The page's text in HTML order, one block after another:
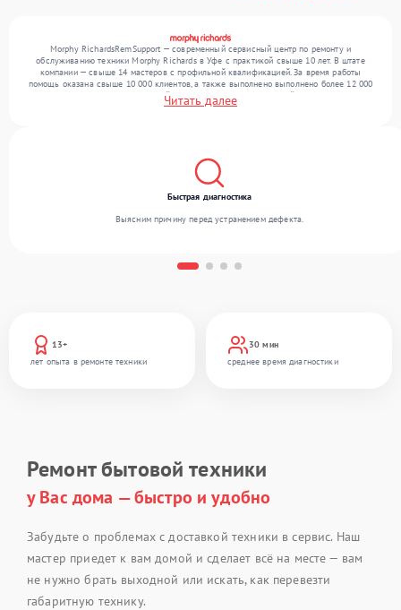
Morphy RichardsRemSupport — современный сервисный центр по ремонту и
обслуживанию техники Morphy Richards в Уфе с практикой свыше 10 лет. В штате
компании — свыше 14 мастеров с профильной квалификацией. За время работы
помощь оказана свыше 10 000 клиентов, а также выполнено выполнено более 12 000
ремонтов. Ежемесячно в сервисный центр поступает от 300 устройств, включая , , . Мы
устраняем поломки любой сложности и гарантируем высокое качество обслуживания
Читать далее
13+
лет опыта в ремонте техники
30 мин
среднее время диагностики
Быстрая диагностика
Выясним причину перед устранением дефекта.
Ремонт бытовой техники
у Вас дома — быстро и удобно
Забудьте о проблемах с доставкой техники в сервис. Наш
мастер приедет к вам домой и сделает всё на месте — вам
не нужно брать выходной или искать, как перевезти
габаритную технику.